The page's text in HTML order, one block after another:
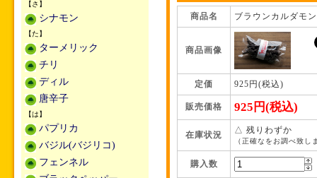
商品名 ブラウンカルダモ
商品画像
定価 925円(税込)
販売価格 925円(税込)
在庫状況 △ 残りわずか
（正確なをお調べ致し
購入数
【さ】
シナモン
【た】
ターメリック
チリ
ディル
唐辛子
【は】
パプリカ
バジル(バジリコ)
フェンネル